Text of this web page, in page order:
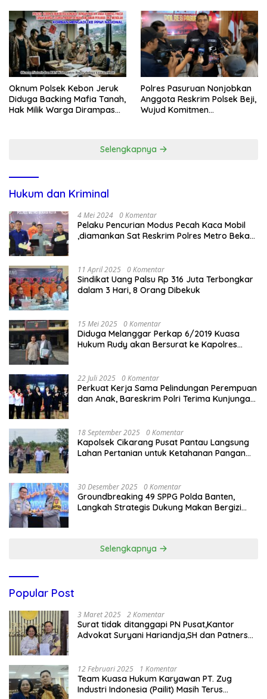
Oknum Polsek Kebon Jeruk
Diduga Backing Mafia Tanah,
Hak Milik Warga Dirampas
Polres Pasuruan Nonjobkan
Anggota Reskrim Polsek Beji,
Wujud Komitmen
Selengkapnya
Hukum dan Kriminal
4 Mei 2024 0 Komentar
Pelaku Pencurian Modus Pecah Kaca Mobil
,diamankan Sat Reskrim Polres Metro Bekasi
11 April 2025 0 Komentar
Sindikat Uang Palsu Rp 316 Juta Terbongkar
dalam 3 Hari, 8 Orang Dibekuk
15 Mei 2025 0 Komentar
Diduga Melanggar Perkap 6/2019 Kuasa
Hukum Rudy akan Bersurat ke Kapolres
22 Juli 2025 0 Komentar
Perkuat Kerja Sama Pelindungan Perempuan
dan Anak, Bareskrim Polri Terima Kunjungan
18 September 2025 0 Komentar
Kapolsek Cikarang Pusat Pantau Langsung
Lahan Pertanian untuk Ketahanan Pangan
30 Desember 2025 0 Komentar
Groundbreaking 49 SPPG Polda Banten,
Langkah Strategis Dukung Makan Bergizi
Selengkapnya
Popular Post
3 Maret 2025 2 Komentar
Surat tidak ditanggapi PN Pusat,Kantor
Advokat Suryani Hariandja,SH dan Patners
12 Februari 2025 1 Komentar
Team Kuasa Hukum Karyawan PT. Zug
Industri Indonesia (Pailit) Masih Terus